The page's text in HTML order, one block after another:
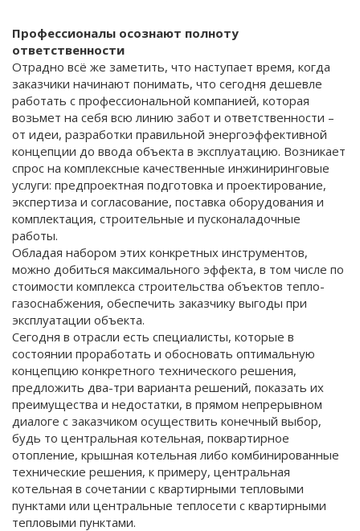
Профессионалы осознают полноту
ответственности
Отрадно всё же заметить, что наступает время, когда
заказчики начинают понимать, что сегодня дешевле
работать с профессиональной компанией, которая
возьмет на себя всю линию забот и ответственности –
от идеи, разработки правильной энергоэффективной
концепции до ввода объекта в эксплуатацию. Возникает
спрос на комплексные качественные инжиниринговые
услуги: предпроектная подготовка и проектирование,
экспертиза и согласование, поставка оборудования и
комплектация, строительные и пусконаладочные
работы.
Обладая набором этих конкретных инструментов,
можно добиться максимального эффекта, в том числе по
стоимости комплекса строительства объектов тепло-
газоснабжения, обеспечить заказчику выгоды при
эксплуатации объекта.
Сегодня в отрасли есть специалисты, которые в
состоянии проработать и обосновать оптимальную
концепцию конкретного технического решения,
предложить два-три варианта решений, показать их
преимущества и недостатки, в прямом непрерывном
диалоге с заказчиком осуществить конечный выбор,
будь то центральная котельная, поквартирное
отопление, крышная котельная либо комбинированные
технические решения, к примеру, центральная
котельная в сочетании с квартирными тепловыми
пунктами или центральные теплосети с квартирными
тепловыми пунктами.